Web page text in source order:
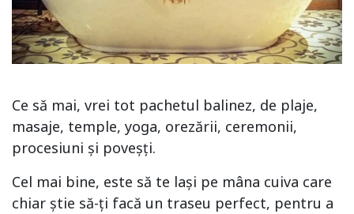
Ce să mai, vrei tot pachetul balinez, de plaje,
masaje, temple, yoga, orezării, ceremonii,
procesiuni și poveșți.
Cel mai bine, este să te lași pe mâna cuiva care
chiar știe să-ți facă un traseu perfect, pentru a